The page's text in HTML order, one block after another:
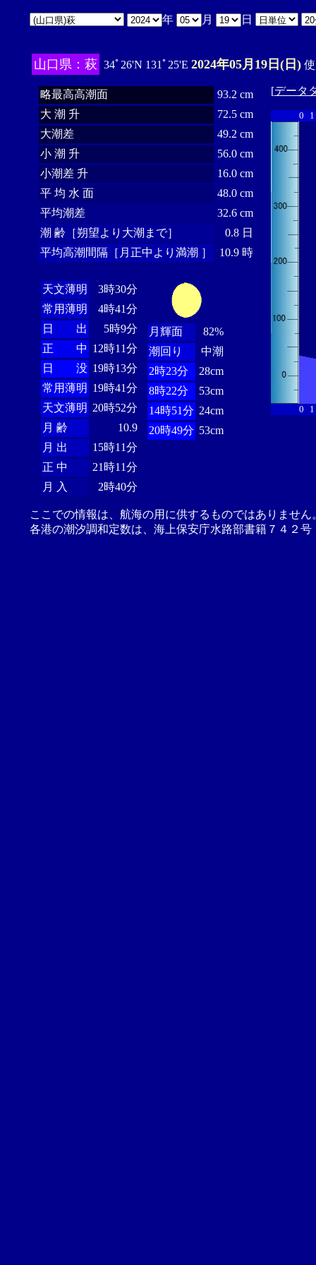
年 月 日
山口県：萩 34ﾟ26'N 131ﾟ25'E 2024年05月19日(日)
略最高高潮面
93.2 cm
大 潮 升
72.5 cm
大潮差
49.2 cm
小 潮 升
56.0 cm
小潮差 升
16.0 cm
平 均 水 面
48.0 cm
平均潮差
32.6 cm
潮 齢［朔望より大潮まで］
0.8 日
平均高潮間隔［月正中より満潮 ］
10.9 時
天文薄明
3時30分
常用薄明
4時41分
日 出
5時9分
正 中 12時11分
日 没 19時13分
常用薄明 19時41分
天文薄明 20時52分
月 齢
10.9
月 出
15時11分
正 中
21時11分
月 入
2時40分
月輝面
82%
潮回り
中潮
2時23分
28cm
8時22分
53cm
14時51分 24cm
20時49分 53cm
[データ
0 1
0 1
ここでの情報は、航海の用に供するものではありませ
各港の潮汐調和定数は、海上保安庁水路部書籍７４２